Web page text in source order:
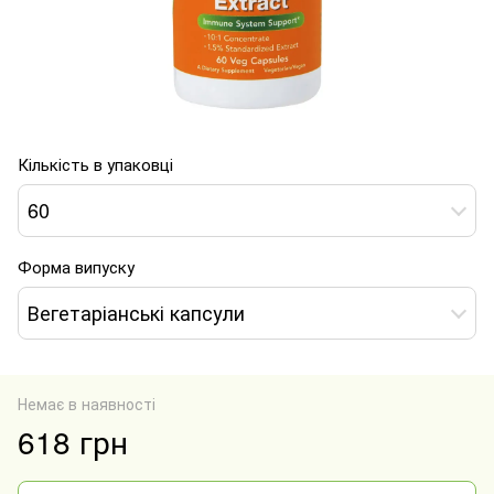
Кількість в упаковці
60
Форма випуску
Вегетаріанські капсули
Немає в наявності
618 грн